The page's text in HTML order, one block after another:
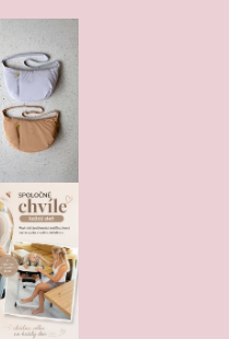
podmienkami ochrany